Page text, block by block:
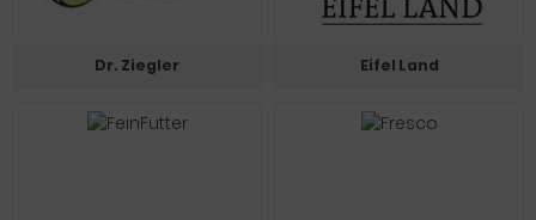
Dr. Ziegler Eifel Land